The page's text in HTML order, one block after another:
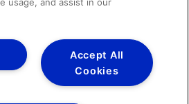
Accept All
Cookies